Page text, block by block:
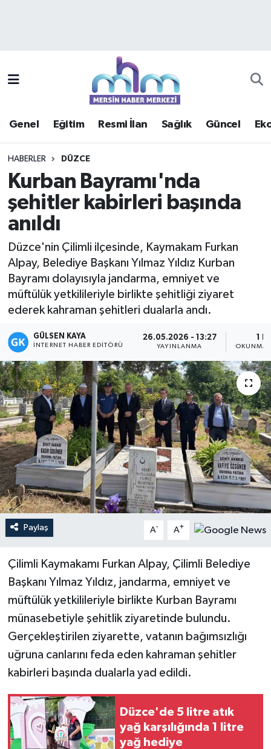
Genel Eğitim Resmi İlan Sağlık Güncel
HABERLER DÜZCE
Kurban Bayramı'nda
şehitler kabirleri başında
anıldı
Düzce'nin Çilimli ilçesinde, Kaymakam Furkan
Alpay, Belediye Başkanı Yılmaz Yıldız Kurban
Bayramı dolayısıyla jandarma, emniyet ve
müftülük yetkilileriyle birlikte şehitliği ziyaret
ederek kahraman şehitleri dualarla andı.
GÜLSEN KAYA
İNTERNET HABER EDITÖRÜ
26.05.2026 - 13:27
YAYINLANMA OKUNMA
Paylaş A- A+
Çilimli Kaymakamı Furkan Alpay, Çilimli Belediye
Başkanı Yılmaz Yıldız, jandarma, emniyet ve
müftülük yetkilileriyle birlikte Kurban Bayramı
münasebetiyle şehitlik ziyaretinde bulundu.
Gerçekleştirilen ziyarette, vatanın bağımsızlığı
uğruna canlarını feda eden kahraman şehitler
kabirleri başında dualarla yad edildi.
Düzce'de 5 litre atık
yağ karşılığında 1 litre
yağ hediye
Güncel
Haberde insan
Kültür - Sanat
Magazin
Özel Haber
Politika
Resmi İlan
Sağlık
Spor
Sürmanşet
Teknoloji
Yaşam
Mersin Trafik Yoğunluk Haritası
Süper Lig Puan Durumu ve Fikstür
Haber Arşivi